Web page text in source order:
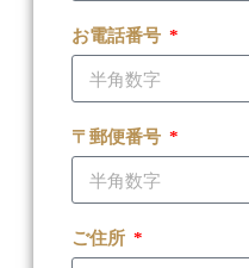
お電話番号
〒郵便番号
ご住所